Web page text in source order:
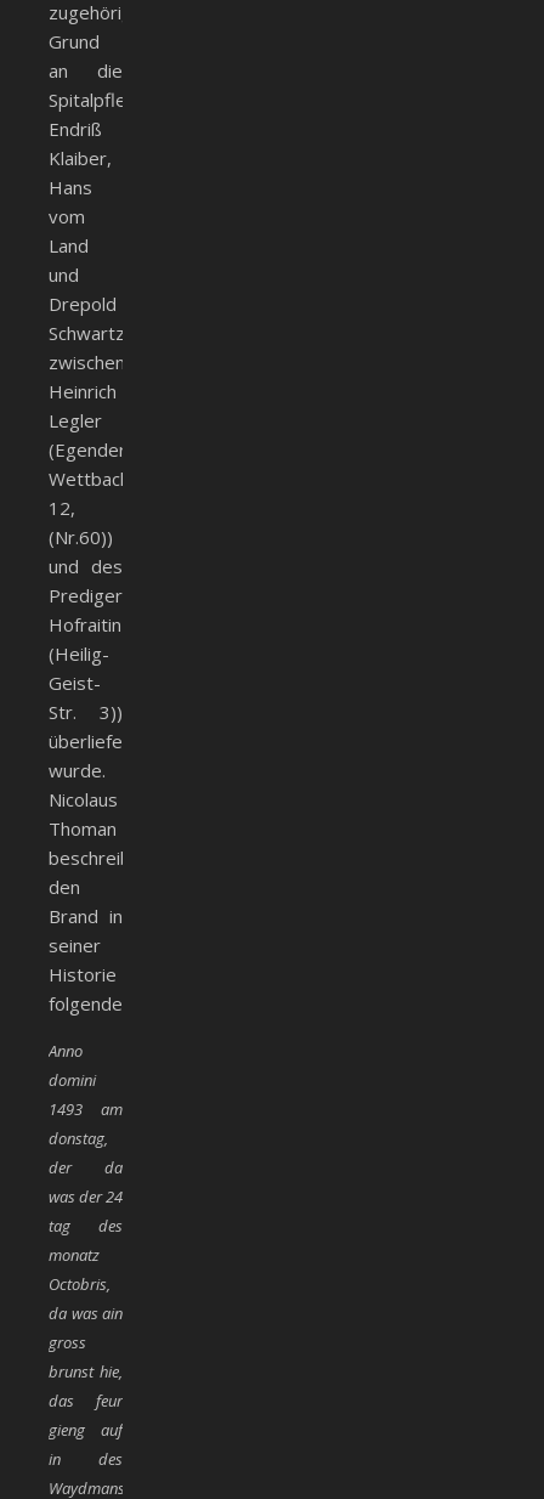
zugehörigem
Grund
an die
Spitalpfleger
Endriß
Klaiber,
Hans
vom
Land
und
Drepold
Schwartz,
zwischen
Heinrich
Legler
(Egender,
Wettbach
12,
(Nr.60))
und des
Predigers
Hofraitin
(Heilig-
Geist-
Str. 3))
überliefert
wurde.
Nicolaus
Thoman
beschreibt
den
Brand in
seiner
Historie
folgendermaßen:
Anno
domini
1493 am
donstag,
der da
was der 24
tag des
monatz
Octobris,
da was ain
gross
brunst hie,
das feur
gieng auf
in des
Waydmans